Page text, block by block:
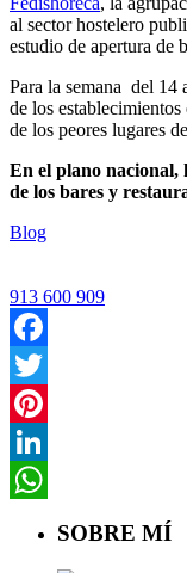
al sector hostelero
estudio de apertura de
Para la semana del 14
de los
de los peores lugares
En el plano nacional,
de los bares y
Blog
913 600 909
Facebook
Twitter
Pinterest
LinkedIn
SOBRE MÍ